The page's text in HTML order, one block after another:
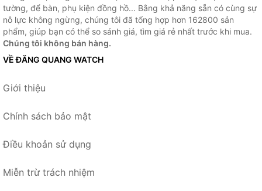
tường, để bàn, phụ kiện đồng hồ... Bằng khả năng sẵn có cùng sự
nỗ lực không ngừng, chúng tôi đã tổng hợp hơn 162800 sản
phẩm, giúp bạn có thể so sánh giá, tìm giá rẻ nhất trước khi mua.
Chúng tôi không bán hàng.
VỀ ĐĂNG QUANG WATCH
Giới thiệu
Chính sách bảo mật
Điều khoản sử dụng
Miễn trừ trách nhiệm